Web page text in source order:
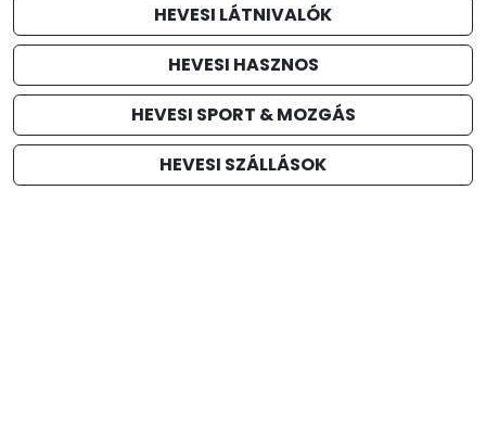
HEVESI LÁTNIVALÓK
HEVESI HASZNOS
HEVESI SPORT & MOZGÁS
HEVESI SZÁLLÁSOK